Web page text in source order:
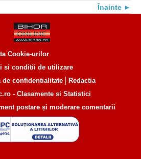
Înainte
Cookie-urilor
si conditii de utilizare
de confidentialitate
Redactia
postare și moderare comentarii